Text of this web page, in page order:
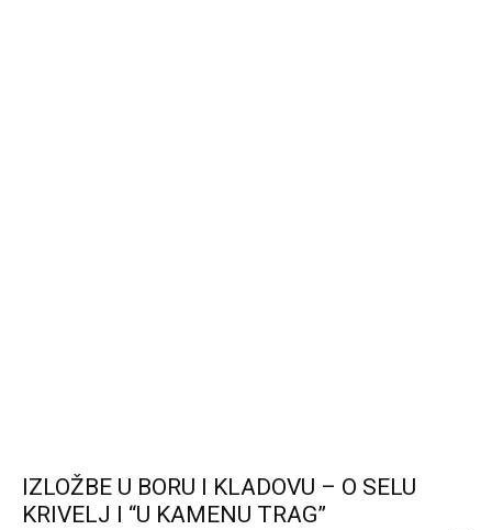
IZLOŽBE U BORU I KLADOVU – O SELU
KRIVELJ I “U KAMENU TRAG”